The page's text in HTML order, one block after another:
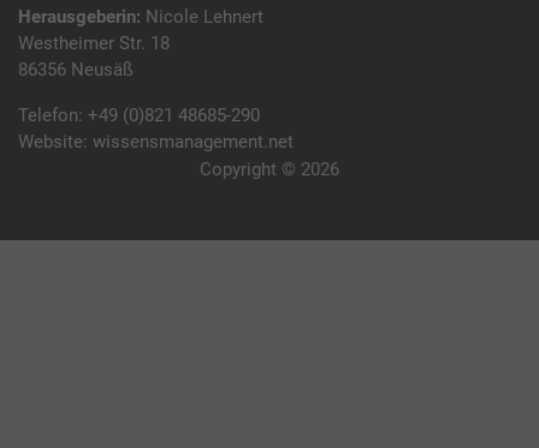
Herausgeberin: Nicole Lehnert
Westheimer Str. 18
86356 Neusäß
Telefon: +49 (0)821 48685-290
Website: wissensmanagement.net
Copyright © 2026